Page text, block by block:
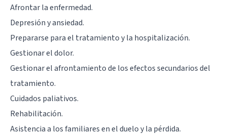
Afrontar la enfermedad.
Depresión y ansiedad.
Prepararse para el tratamiento y la hospitalización.
Gestionar el dolor.
Gestionar el afrontamiento de los efectos secundarios del
tratamiento.
Cuidados paliativos.
Rehabilitación.
Asistencia a los familiares en el duelo y la pérdida.